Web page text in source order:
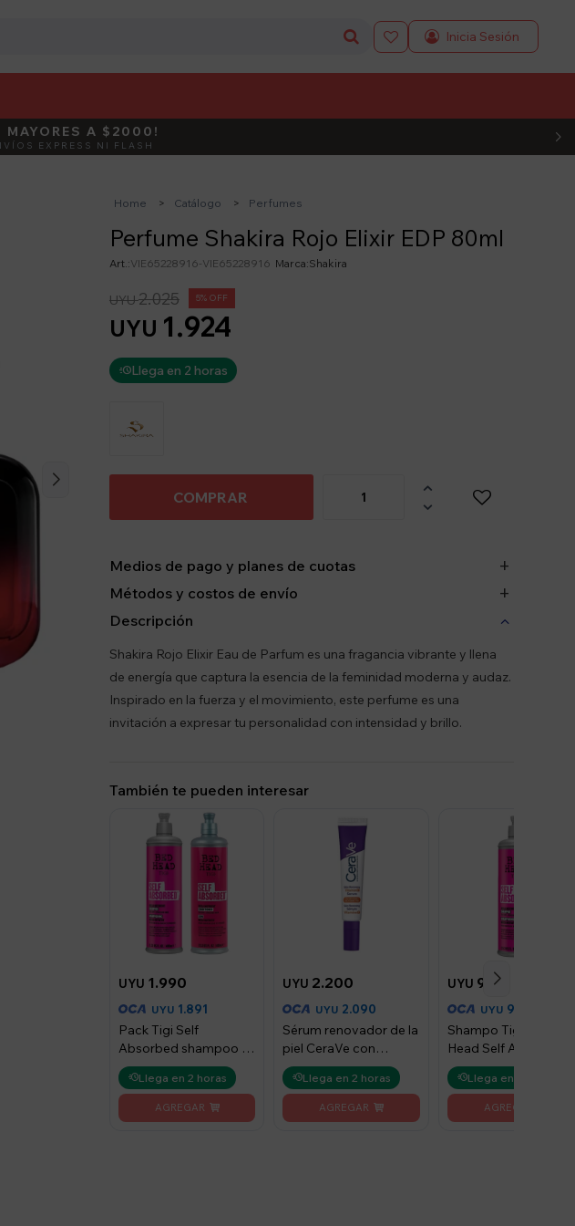

DEBUT ACTIVÁ EL CÓDIGO
MAYORES A $2000!
EXPRESS NI FLASH
Home Catálogo Perfumes
Perfume Shakira Rojo Elixir EDP 80ml
VIE65228916-VIE65228916 Shakira
UYU 1.924
UYU2.025 5
Llega en 2 horas
COMPRAR


Medios de pago y planes de cuotas
Métodos y costos de envío
Descripción
Shakira Rojo Elixir Eau de Parfum es una fragancia vibrante y llena
de energía que captura la esencia de la feminidad moderna y audaz.
Inspirado en la fuerza y el movimiento, este perfume es una
invitación a expresar tu personalidad con intensidad y brillo.
También te pueden interesar
UYU 1.990
UYU 1.891
Pack Tigi Self
Absorbed shampoo +
acondicionador de
400 ml - Self
Absorbed
Llega en 2 horas
UYU 2.200
UYU 2.090
Sérum renovador de la
piel CeraVe con
vitamina C 30 ml
Llega en 2 horas
UYU 999
UYU 949
Shampo Tigi Bed
Head Self Absorbed
400ml
Llega en 2 horas